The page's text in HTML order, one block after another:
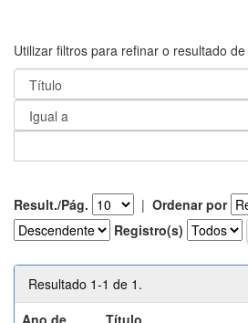
Utilizar filtros para refinar o resultado
Result./Pág. | Ordenar por
Registro(s)
Resultado 1-1 de 1.
Ano de
Título